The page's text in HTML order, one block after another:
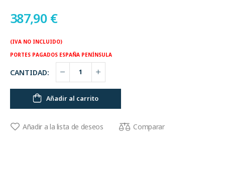
387,90 €
(IVA NO INCLUIDO)
PORTES PAGADOS ESPAÑA PENÍNSULA
CANTIDAD:
Añadir al carrito
Añadir a la lista de deseos Comparar